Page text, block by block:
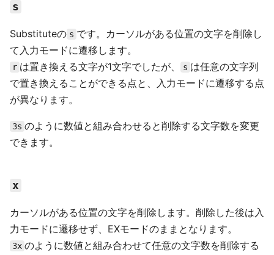
s
Substituteの s です。カーソルがある位置の文字を削除し
て入力モードに遷移します。
r は置き換える文字が1文字でしたが、 s は任意の文字列
で置き換えることができる点と、入力モードに遷移する点
が異なります。
3s のように数値と組み合わせると削除する文字数を変更
できます。
x
カーソルがある位置の文字を削除します。削除した後は入
力モードに遷移せず、EXモードのままとなります。
3x のように数値と組み合わせて任意の文字数を削除する